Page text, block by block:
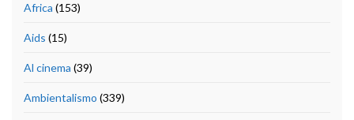
Africa (153)
Aids (15)
Al cinema (39)
Ambientalismo (339)